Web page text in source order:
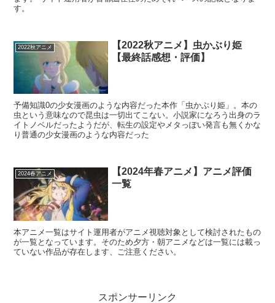
す。
2022秋アニメ
【2022秋アニメ】虫かぶり姫
【最終話感想・評価】
予備知識0の少女漫画のような内容だった本作「虫かぶり姫」。本の
虫という意味なので昆虫は一切出てこない。小説家になろう出身のラ
イトノベルだったようだが、転生の設定やメタっぽい発言も無くかな
り普通の少女漫画のような内容だった
2024春アニメ
【2024年春アニメ】アニメ評価
一覧
本アニメ一覧はサイト運用者がアニメ視聴対象として検討されたもの
が一覧となっています。そのため夕方・朝アニメなどは一覧には載っ
ていない作品が存在します、ご注意ください。
スポンサーリンク